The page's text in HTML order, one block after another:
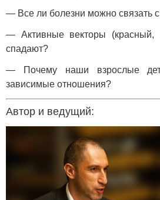
— Все ли болезни можно связать
— Активные векторы (красный,
спадают?
— Почему наши взрослые
зависимые отношения?
Автор и ведущий: